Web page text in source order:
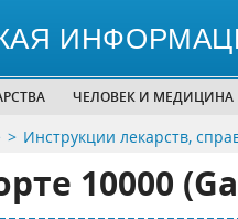
ЧЕЛОВЕК И МЕДИЦИНА
Инструкции лекарств,
10000